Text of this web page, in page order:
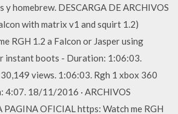
y homebrew. DESCARGA DE ARCHIVOS
with matrix v1 and squirt 1.2)
RGH 1.2 a Falcon or Jasper using
instant boots - Duration: 1:06:03.
views. 1:06:03. Rgh 1 xbox 360
4:07. 18/11/2016 · ARCHIVOS
PAGINA OFICIAL https: Watch me RGH